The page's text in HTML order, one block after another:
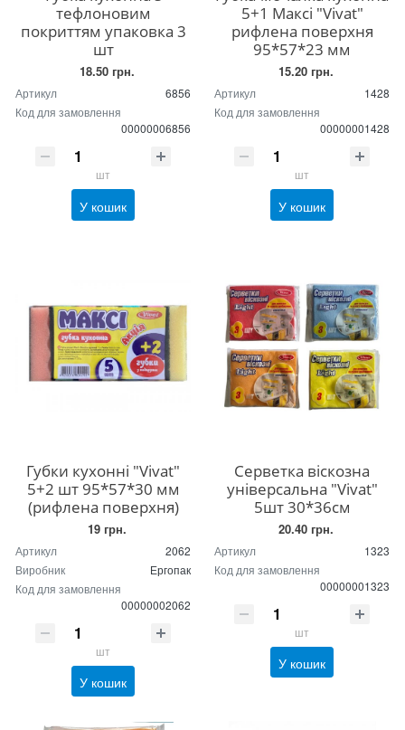
тефлоновим
покриттям упаковка 3
шт
18.50 грн.
Артикул
6856
Код для замовлення
00000006856
шт
У кошик
5+1 Максі "Vivat"
рифлена поверхня
95*57*23 мм
15.20 грн.
Артикул
1428
Код для замовлення
00000001428
шт
У кошик
Губки кухонні "Vivat"
5+2 шт 95*57*30 мм
(рифлена поверхня)
19 грн.
Артикул
2062
Виробник
Ергопак
Код для замовлення
00000002062
шт
У кошик
Серветка віскозна
універсальна "Vivat"
5шт 30*36см
20.40 грн.
Артикул
1323
Код для замовлення
00000001323
шт
У кошик